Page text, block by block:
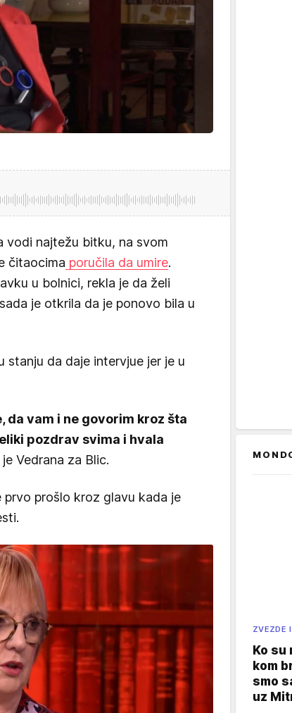
vodi najtežu bitku, na svom
čitaocima poručila da umire.
u bolnici, rekla je da želi
je otkrila da je ponovo bila u
stanju da daje intervjue jer je u
da vam i ne govorim kroz šta
pozdrav svima i hvala
Vedrana za Blic.
prvo prošlo kroz glavu kada je
ZVEZDE
Ko su
kom
smo
uz